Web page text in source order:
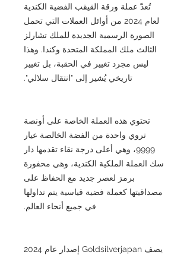
تُعدّ عملة ورقة القيقب الفضية الكندية
لعام 2024 من أوائل العملات التي تحمل
الصورة الرسمية الجديدة للملك تشارلز
الثالث ملك المملكة المتحدة وكندا. وهذا
ليس مجرد تغيير في الحقبة، بل تغيير
تاريخي يُشير إلى "انتقال سلالي".
تحتوي هذه العملة الخاصة على أونصة
تروي واحدة من الفضة الخالصة عيار
9999، وهي أعلى درجة نقاء تقدمها دار
سك العملة الملكية الكندية، وهي محفورة
برمز لعصر جديد مع الحفاظ على
مصداقيتها كعملة فضية قياسية يتم تداولها
في جميع أنحاء العالم.
يصف Goldsilverjapan إصدار عام 2024